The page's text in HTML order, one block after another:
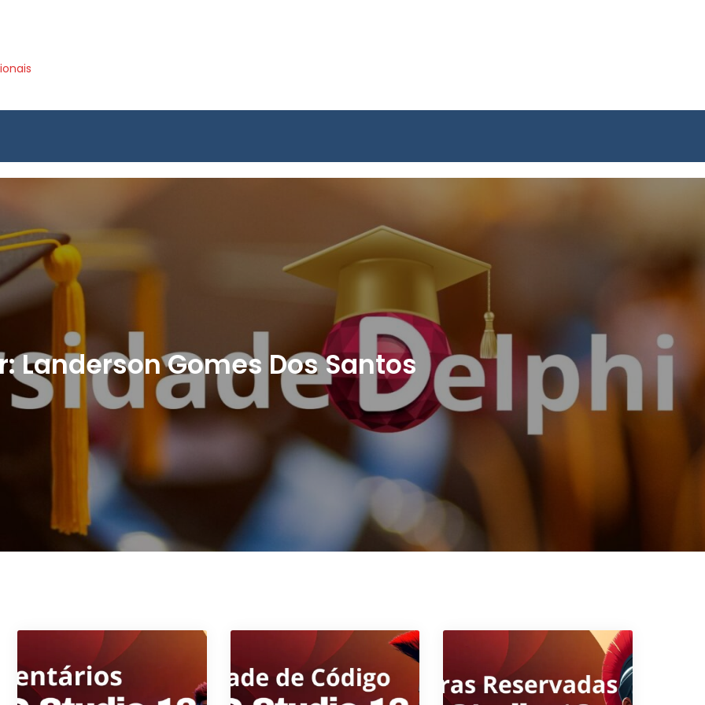
Landerson Gomes Dos Santos